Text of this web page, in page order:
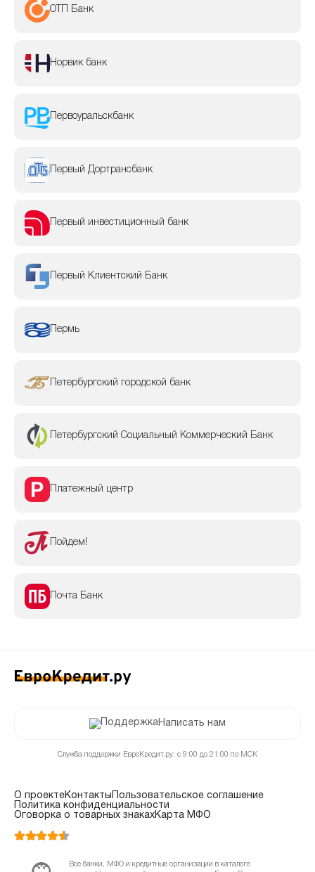
ОТП Банк
Норвик банк
Первоуральскбанк
Первый Дортрансбанк
Первый инвестиционный банк
Первый Клиентский Банк
Пермь
Петербургский городской банк
Петербургский Социальный Коммерческий Банк
Платежный центр
Пойдем!
Почта Банк
Написать нам
Служба поддержки ЕвроКредит.ру: с 9:00 до 21:00 по МСК
О проектеКонтакты
Пользовательское соглашение
Политика конфиденциальности
Оговорка о товарных знакахКарта МФО
Все банки, МФО и кредитные организации в каталоге